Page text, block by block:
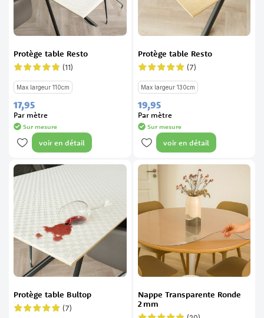
Protège table Resto
Évaluation: (11)
Max largeur 110cm
17,95
Par mètre
Sur mesure
voir en détail
Protège table Resto
Évaluation: (7)
Max largeur 130cm
19,95
Par mètre
Sur mesure
voir en détail
Protège table Bultop
Évaluation: (7)
Nappe Transparente Ronde
2 mm